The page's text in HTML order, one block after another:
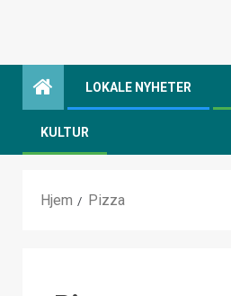
LOKALE NYHETER
KULTUR
Hjem Pizza